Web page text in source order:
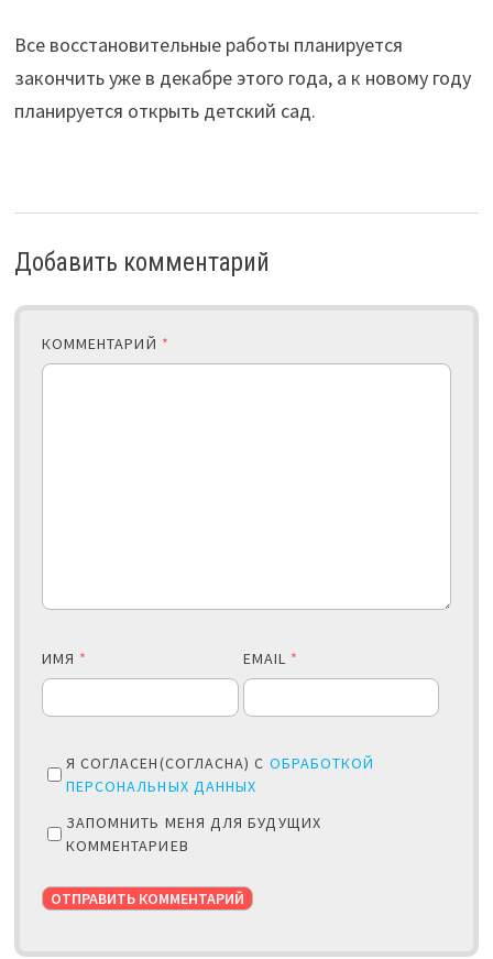
Все восстановительные работы планируется
закончить уже в декабре этого года, а к новому году
планируется открыть детский сад.
Добавить комментарий
КОММЕНТАРИЙ *
ИМЯ * EMAIL *
Я СОГЛАСЕН(СОГЛАСНА) С ОБРАБОТКОЙ
ПЕРСОНАЛЬНЫХ ДАННЫХ
ЗАПОМНИТЬ МЕНЯ ДЛЯ БУДУЩИХ
КОММЕНТАРИЕВ